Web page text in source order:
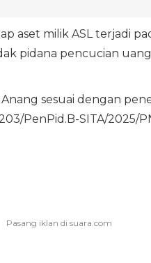
aset milik ASL terjadi
pidana pencucian
sesuai dengan
PenPid.B-SITA/2025/